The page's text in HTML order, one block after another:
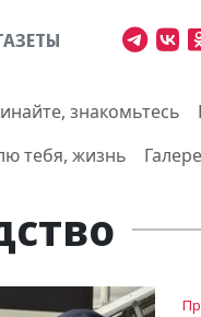
знакомьтесь
тебя, жизнь